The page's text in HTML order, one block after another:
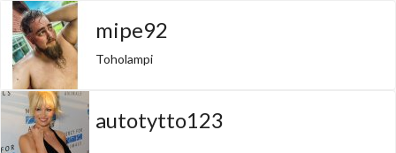
mipe92
Toholampi
autotytto123